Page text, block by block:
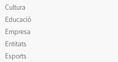
Cultura
Educació
Empresa
Entitats
Esports